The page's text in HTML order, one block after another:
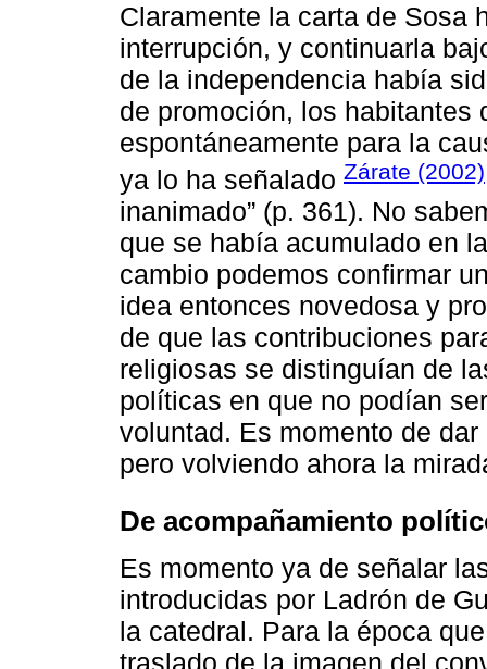
Claramente la carta de Sosa
interrupción, y continuarla
de la independencia había
de promoción, los habitantes
espontáneamente para la
ya lo ha señalado Zárate (2002)
inanimado” (p. 361). No
que se había acumulado en
cambio podemos confirmar
idea entonces novedosa y
de que las contribuciones
religiosas se distinguían de
políticas en que no podían
voluntad. Es momento de
pero volviendo ahora la
De acompañamiento
Es momento ya de señalar
introducidas por Ladrón de
la catedral. Para la época
traslado de la imagen del